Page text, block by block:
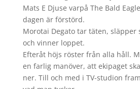
Mats E Djuse varpå The Bald
dagen är förstörd.
Morotai Degato tar täten, släpper
och vinner loppet.
Efteråt höjs röster från alla håll.
en farlig manöver, att ekipaget
ner. Till och med i TV-studion